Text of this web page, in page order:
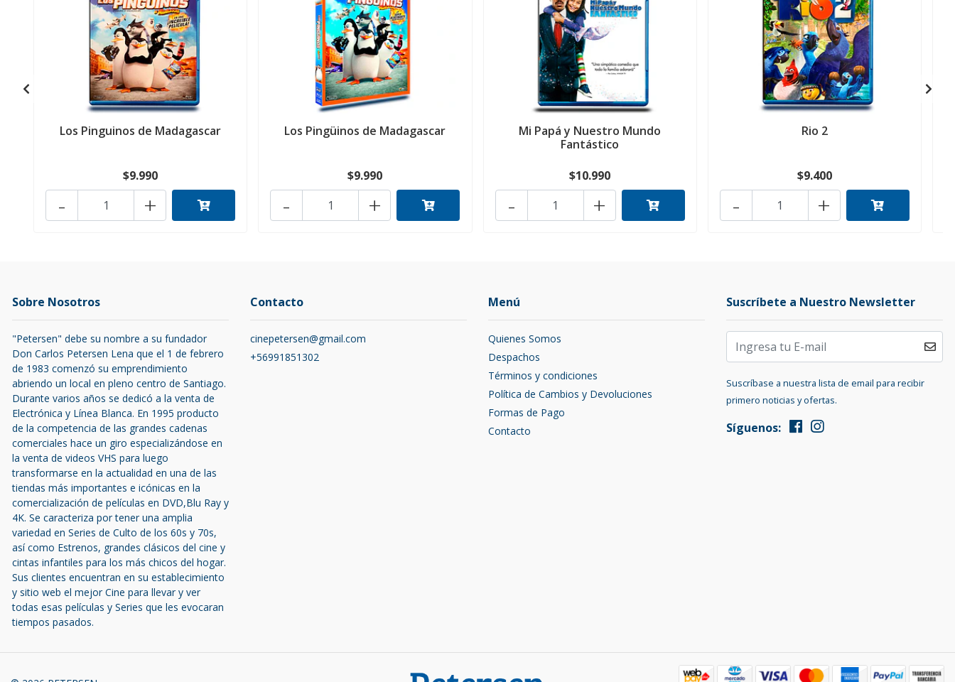
Los Pinguinos de Madagascar
$9.990
+
-
Los Pingüinos de Madagascar
$9.990
+
-
Mi Papá y Nuestro Mundo
Fantástico
$10.990
+
-
Rio 2
$9.400
+
-
Sobre Nosotros
"Petersen" debe su nombre a su fundador
Don Carlos Petersen Lena que el 1 de febrero
de 1983 comenzó su emprendimiento
abriendo un local en pleno centro de Santiago.
Durante varios años se dedicó a la venta de
Electrónica y Línea Blanca. En 1995 producto
de la competencia de las grandes cadenas
comerciales hace un giro especializándose en
la venta de videos VHS para luego
transformarse en la actualidad en una de las
tiendas más importantes e icónicas en la
comercialización de películas en DVD,Blu Ray y
4K. Se caracteriza por tener una amplia
variedad en Series de Culto de los 60s y 70s,
así como Estrenos, grandes clásicos del cine y
cintas infantiles para los más chicos del hogar.
Sus clientes encuentran en su establecimiento
y sitio web el mejor Cine para llevar y ver
todas esas películas y Series que les evocaran
tiempos pasados.
Contacto
cinepetersen@gmail.com
+56991851302
Menú
Quienes Somos
Despachos
Términos y condiciones
Política de Cambios y Devoluciones
Formas de Pago
Contacto
Suscríbete a Nuestro Newsletter
Suscríbase a nuestra lista de email para recibir
primero noticias y ofertas.
Síguenos: